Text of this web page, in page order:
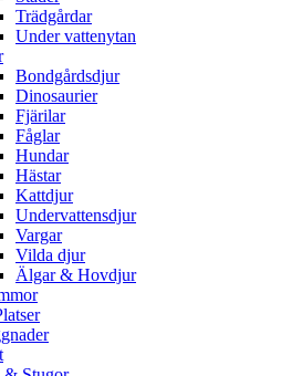
Trädgårdar
Under vattenytan
Bondgårdsdjur
Dinosaurier
Fjärilar
Fåglar
Hundar
Hästar
Kattdjur
Undervattensdjur
Vargar
Vilda djur
Älgar & Hovdjur